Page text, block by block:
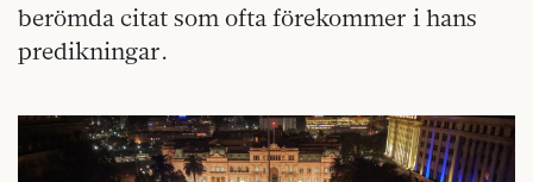
berömda citat som ofta förekommer i hans
predikningar.